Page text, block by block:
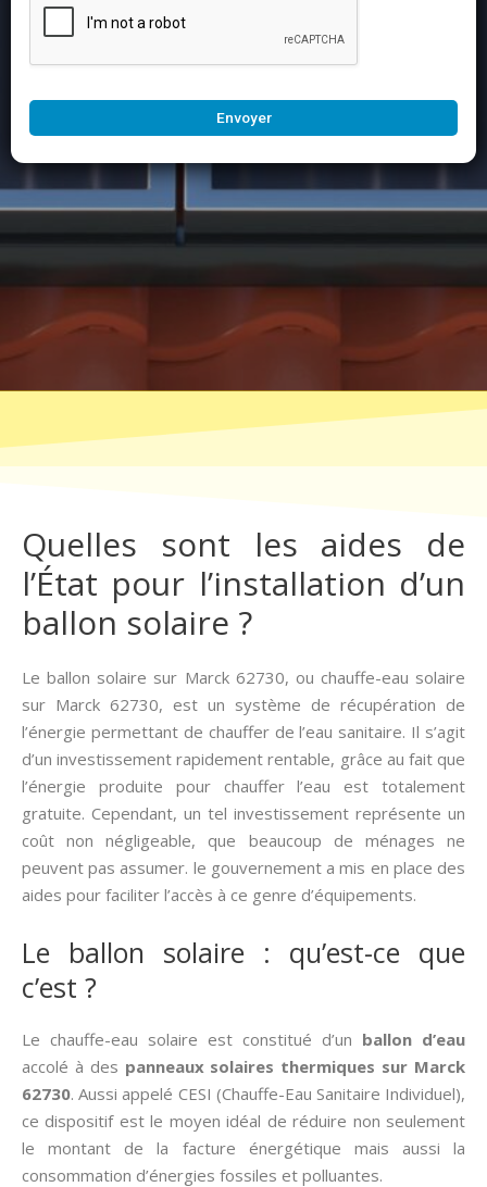
Envoyer
Quelles sont les aides de
l’État pour l’installation d’un
ballon solaire ?
Le ballon solaire sur Marck 62730, ou chauffe-eau solaire
sur Marck 62730, est un système de récupération de
l’énergie permettant de chauffer de l’eau sanitaire. Il s’agit
d’un investissement rapidement rentable, grâce au fait que
l’énergie produite pour chauffer l’eau est totalement
gratuite. Cependant, un tel investissement représente un
coût non négligeable, que beaucoup de ménages ne
peuvent pas assumer. le gouvernement a mis en place des
aides pour faciliter l’accès à ce genre d’équipements.
Le ballon solaire : qu’est-ce que
c’est ?
Le chauffe-eau solaire est constitué d’un ballon d’eau
accolé à des panneaux solaires thermiques sur Marck
62730. Aussi appelé CESI (Chauffe-Eau Sanitaire Individuel),
ce dispositif est le moyen idéal de réduire non seulement
le montant de la facture énergétique mais aussi la
consommation d’énergies fossiles et polluantes.